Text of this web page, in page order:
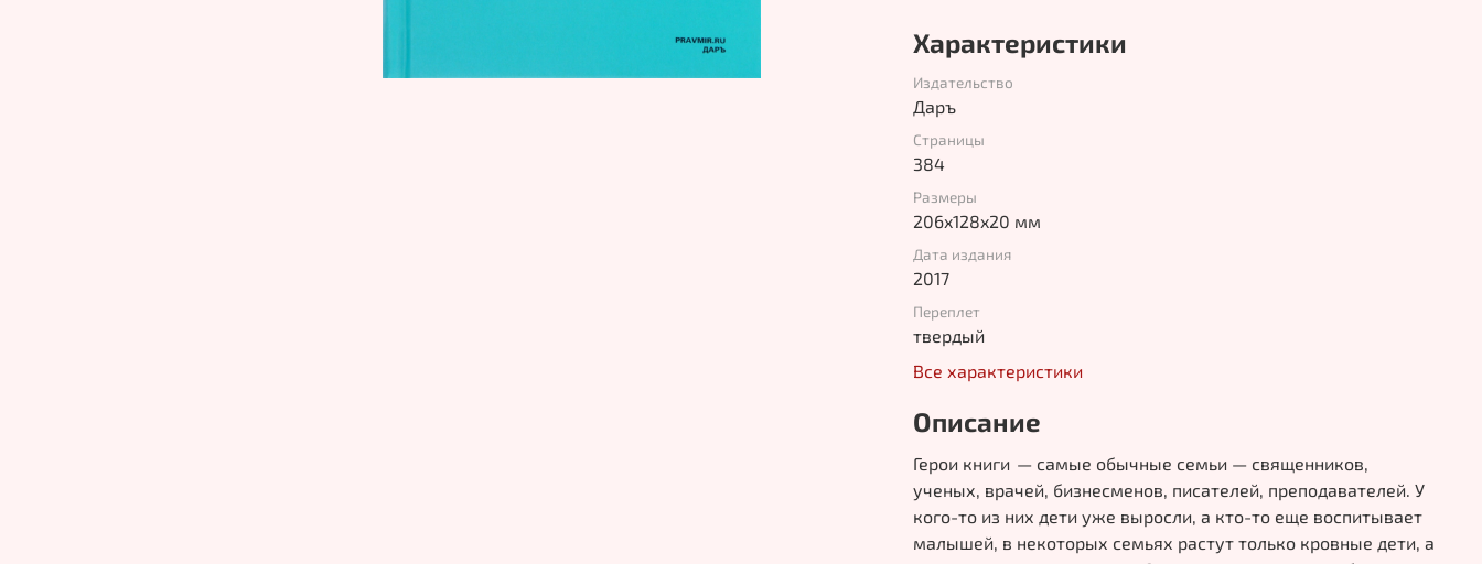
Характеристики
Издательство
Даръ
Страницы
384
Размеры
206x128x20 мм
Дата издания
2017
Переплет
твердый
Все характеристики
Описание
Герои книги — самые обычные семьи — священников,
ученых, врачей, бизнесменов, писателей, преподавателей. У
кого-то из них дети уже выросли, а кто-то еще воспитывает
малышей, в некоторых семьях растут только кровные дети, а